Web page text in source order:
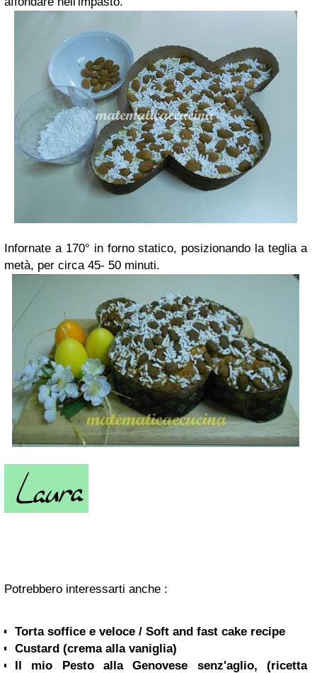
Infornate a 170° in forno statico, posizionando la teglia a
metà, per circa 45- 50 minuti.
Potrebbero interessarti anche :
Torta soffice e veloce / Soft and fast cake recipe
Custard (crema alla vaniglia)
Il mio Pesto alla Genovese senz'aglio, (ricetta